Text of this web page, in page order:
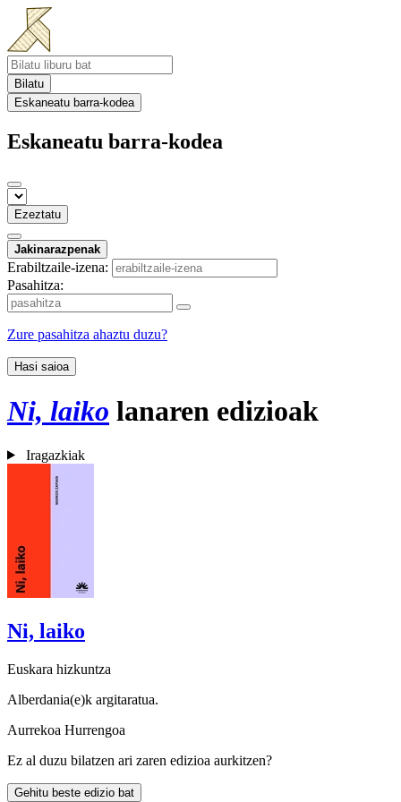
Bilatu
Eskaneatu barra-kodea
Eskaneatu barra-kodea
Ezeztatu
Jakinarazpenak
Erabiltzaile-izena:
Pasahitza:
Zure pasahitza ahaztu duzu?
Hasi saioa
Ni, laiko lanaren edizioak
Iragazkiak
Ni, laiko
Euskara hizkuntza
Alberdania(e)k argitaratua.
Aurrekoa Hurrengoa
Ez al duzu bilatzen ari zaren edizioa aurkitzen?
Gehitu beste edizio bat